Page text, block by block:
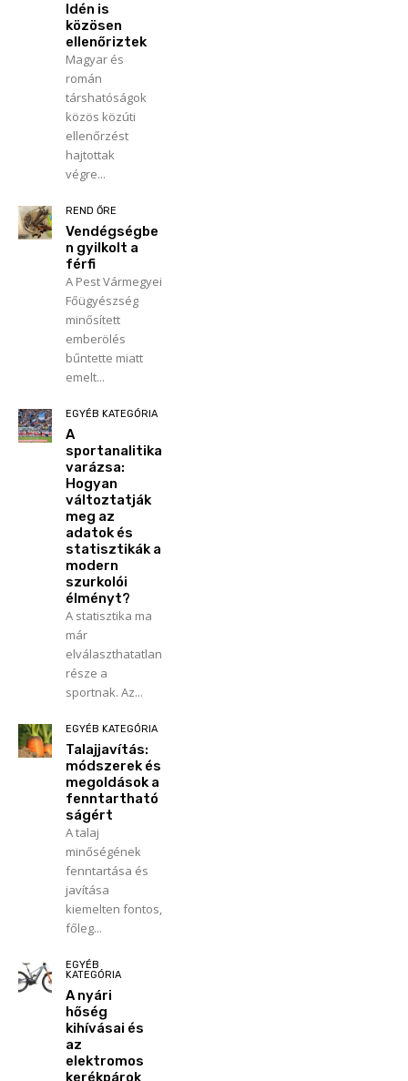
Idén is
közösen
ellenőriztek
Magyar és
román
társhatóságok
közös közúti
ellenőrzést
hajtottak
végre...
REND ŐRE
Vendégségbe
n gyilkolt a
férfi
A Pest Vármegyei
Főügyészség
minősített
emberölés
bűntette miatt
emelt...
EGYÉB KATEGÓRIA
A
sportanalitika
varázsa:
Hogyan
változtatják
meg az
adatok és
statisztikák a
modern
szurkolói
élményt?
A statisztika ma
már
elválaszthatatlan
része a
sportnak. Az...
EGYÉB KATEGÓRIA
Talajjavítás:
módszerek és
megoldások a
fenntartható
ságért
A talaj
minőségének
fenntartása és
javítása
kiemelten fontos,
főleg...
EGYÉB
KATEGÓRIA
A nyári
hőség
kihívásai és
az
elektromos
kerékpárok